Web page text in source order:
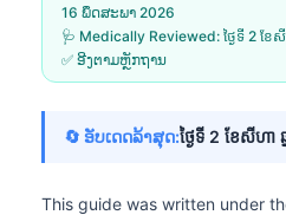
16 ພຶດສະພາ 2026
🩺 Medically Reviewed: ថ្ងៃទី 2 ខែ
✅ ອີງຕາມຫຼັກຖານ
🔄 ອັບເດດລ້າສຸດ:ថ្ងៃទី 2 ខែសីហា
This guide was written under